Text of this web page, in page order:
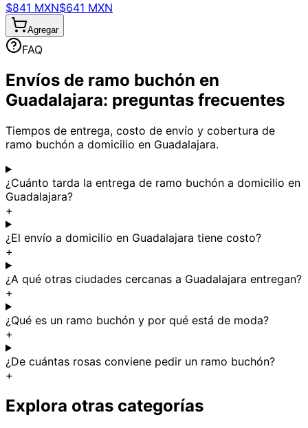
$841 MXN$641 MXN
Agregar
FAQ
Envíos de ramo buchón en
Guadalajara: preguntas frecuentes
Tiempos de entrega, costo de envío y cobertura de
ramo buchón a domicilio en Guadalajara.
¿Cuánto tarda la entrega de ramo buchón a domicilio en
Guadalajara?
+
¿El envío a domicilio en Guadalajara tiene costo?
+
¿A qué otras ciudades cercanas a Guadalajara entregan?
+
¿Qué es un ramo buchón y por qué está de moda?
+
¿De cuántas rosas conviene pedir un ramo buchón?
+
Explora otras categorías